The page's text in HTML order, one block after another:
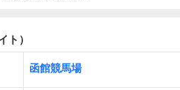
ト）
函館競馬場